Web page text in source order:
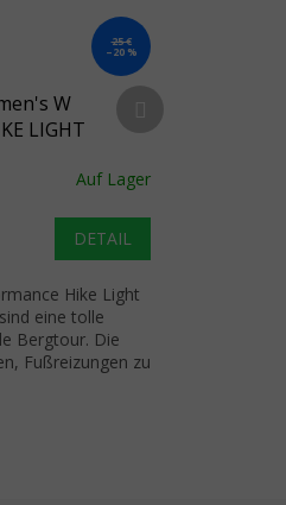
25 €
–20 %
W
LIGHT
Auf Lager
DETAIL
Hike Light
eine tolle
Bergtour. Die
Fußreizungen zu